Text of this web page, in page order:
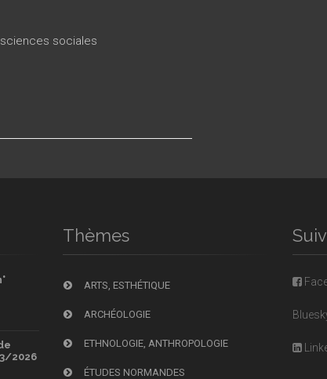
sociales
2026
Thèmes
ARTS, ESTHÉTIQUE
ARCHÉOLOGIE
ETHNOLOGIE, ANTHROPOLOGIE
ÉTUDES NORMANDES